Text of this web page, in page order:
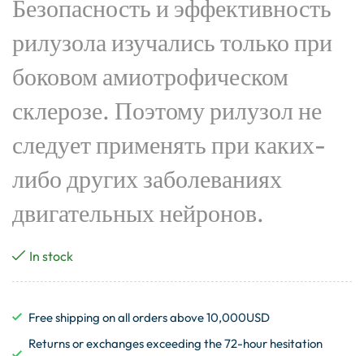
Безопасность и эффективность
рилузола изучались только при
боковом амиотрофическом
склерозе. Поэтому рилузол не
следует применять при каких-
либо других заболеваниях
двигательных нейронов.
In stock
Free shipping on all orders above 10,000USD
Returns or exchanges exceeding the 72-hour hesitation